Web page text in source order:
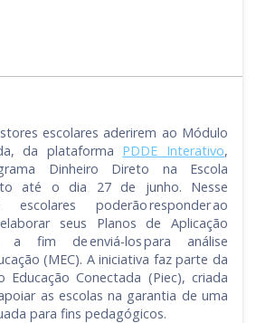
escolares aderirem ao Módulo
da plataforma PDDE Interativo,
Dinheiro Direto na Escola
até o dia 27 de junho. Nesse
escolares poderão responder ao
seus Planos de Aplicação
a fim de enviá-los para análise
(MEC). A iniciativa faz parte da
Educação Conectada (Piec), criada
as escolas na garantia de uma
para fins pedagógicos.